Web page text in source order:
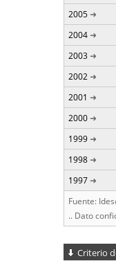
2005
2004
2003
2002
2001
2000
1999
1998
1997
Fuente:
.. Dato
Criterio